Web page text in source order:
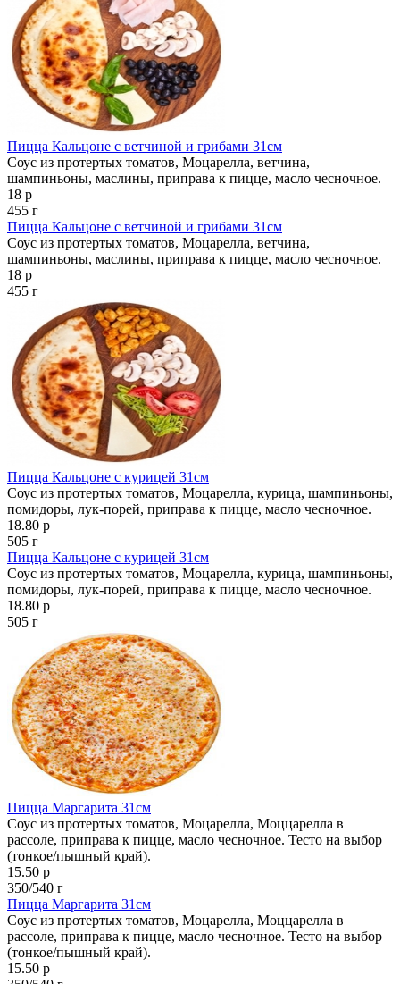
Пицца Кальцоне с ветчиной и грибами 31см
Соус из протертых томатов, Моцарелла, ветчина,
шампиньоны, маслины, приправа к пицце, масло чесночное.
18 р
455 г
Пицца Кальцоне с ветчиной и грибами 31см
Соус из протертых томатов, Моцарелла, ветчина,
шампиньоны, маслины, приправа к пицце, масло чесночное.
18 р
455 г
Пицца Кальцоне с курицей 31см
Соус из протертых томатов, Моцарелла, курица, шампиньоны,
помидоры, лук-порей, приправа к пицце, масло чесночное.
18.80 р
505 г
Пицца Кальцоне с курицей 31см
Соус из протертых томатов, Моцарелла, курица, шампиньоны,
помидоры, лук-порей, приправа к пицце, масло чесночное.
18.80 р
505 г
Пицца Маргарита 31см
Соус из протертых томатов, Моцарелла, Моццарелла в
рассоле, приправа к пицце, масло чесночное. Тесто на выбор
(тонкое/пышный край).
15.50 р
350/540 г
Пицца Маргарита 31см
Соус из протертых томатов, Моцарелла, Моццарелла в
рассоле, приправа к пицце, масло чесночное. Тесто на выбор
(тонкое/пышный край).
15.50 р